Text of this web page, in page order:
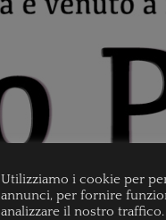
Utilizziamo i cookie per
annunci, per fornire
analizzare il nostro